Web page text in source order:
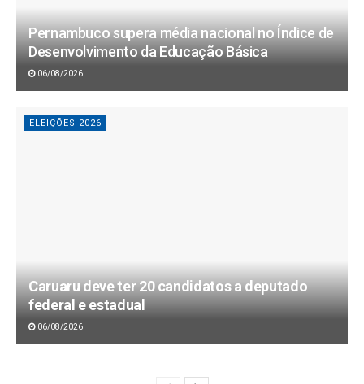
Pernambuco supera média nacional no Índice de
Desenvolvimento da Educação Básica
06/08/2026
ELEIÇÕES 2026
Caruaru deve ter 20 candidatos a deputado
federal e estadual
06/08/2026